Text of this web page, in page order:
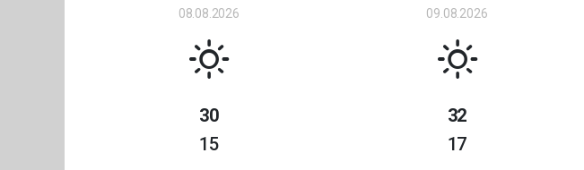
08.08.2026
30
15
09.08.2026
32
17